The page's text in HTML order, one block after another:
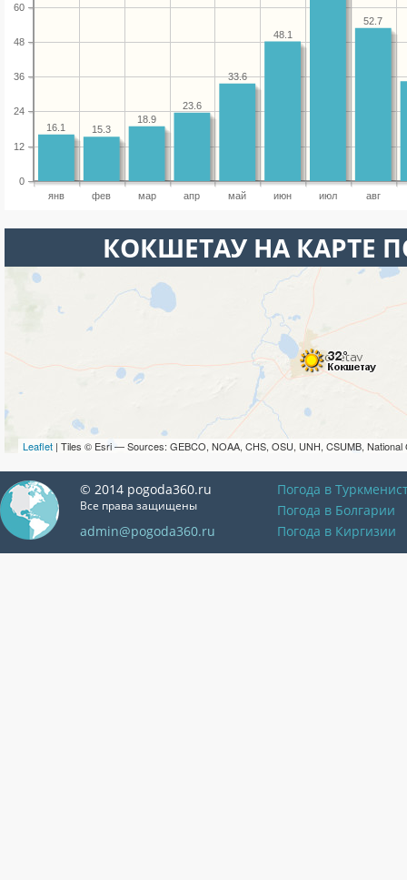
янв фев мар апр май июн июл авг
0
12
24
36
48
60
52.7
48.1
33.6
23.6
18.9
15.3
16.1
КОКШЕТАУ НА КАРТЕ
Leaflet | Tiles © Esri — Sources: GEBCO, NOAA, CHS, OSU, UNH, CSUMB, National
© 2014 pogoda360.ru
Все права защищены
admin@pogoda360.ru
Погода в
Погода в Болгарии
Погода в Киргизии